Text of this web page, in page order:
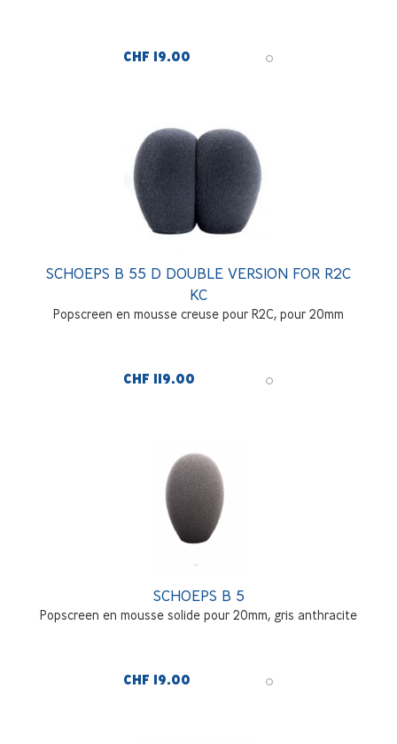
CHF 19.00
SCHOEPS B 55 D DOUBLE VERSION FOR R2C
KC
Popscreen en mousse creuse pour R2C, pour 20mm
CHF 119.00
SCHOEPS B 5
Popscreen en mousse solide pour 20mm, gris anthracite
CHF 19.00